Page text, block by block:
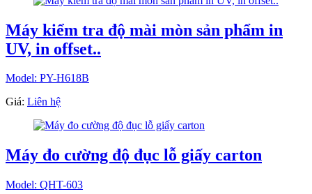
Máy kiểm tra độ mài mòn sản phẩm in
UV, in offset..
Model: PY-H618B
Giá: Liên hệ
Máy đo cường độ đục lỗ giấy carton
Model: QHT-603